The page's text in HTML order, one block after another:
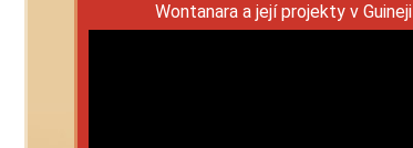
Wontanara a její projekty v Guineji